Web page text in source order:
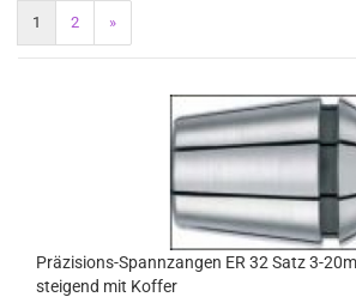
1 2 »
Präzisions-Spannzangen ER 32 Satz 3-
steigend mit Koffer